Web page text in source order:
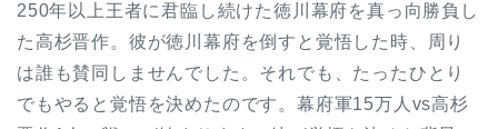
250年以上王者に君臨し続けた徳川幕府を真っ向勝負し
た高杉晋作。彼が徳川幕府を倒すと覚悟した時、周り
は誰も賛同しませんでした。それでも、たったひとり
でもやると覚悟を決めたのです。幕府軍15万人vs高杉